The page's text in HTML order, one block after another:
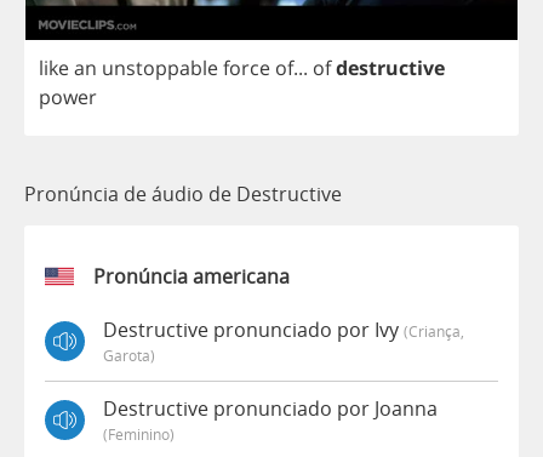
likean unstoppableforce of... ofdestructive
power
Pronúncia de áudio de Destructive
Pronúncia americana
Destructive pronunciado por Ivy (criança,
Garota)
Destructive pronunciado por Joanna
(feminino)